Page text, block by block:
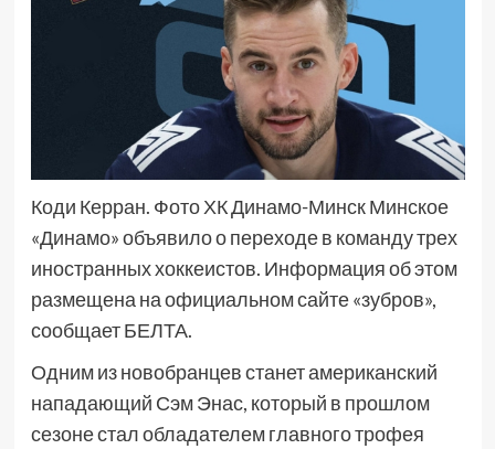
Коди Керран. Фото ХК Динамо-Минск Минское
«Динамо» объявило о переходе в команду трех
иностранных хоккеистов. Информация об этом
размещена на официальном сайте «зубров»,
сообщает БЕЛТА.
Одним из новобранцев станет американский
нападающий Сэм Энас, который в прошлом
сезоне стал обладателем главного трофея